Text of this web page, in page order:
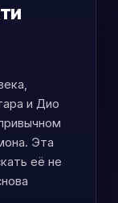
и Дио
Эта
её не